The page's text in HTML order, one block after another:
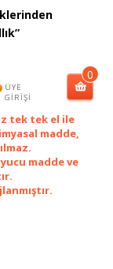
ÜYE
GİRİŞİ
0
tek tek el ile
madde,
madde ve